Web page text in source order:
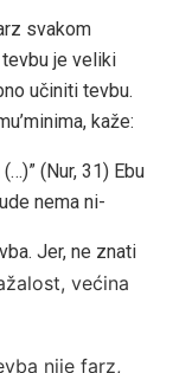
svakom
je veliki
učiniti tevbu.
kaže:
(Nur, 31) Ebu
nema ni-
Jer, ne znati
većina
nije farz,